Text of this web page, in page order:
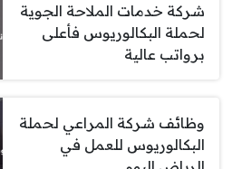
شركة خدمات الملاحة الجوية
لحملة البكالوريوس فأعلى
برواتب عالية
وظائف شركة المراعي لحملة
البكالوريوس للعمل في